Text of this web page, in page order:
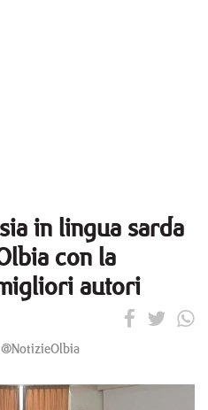
in lingua sarda
con la
autori
@NotizieOlbia